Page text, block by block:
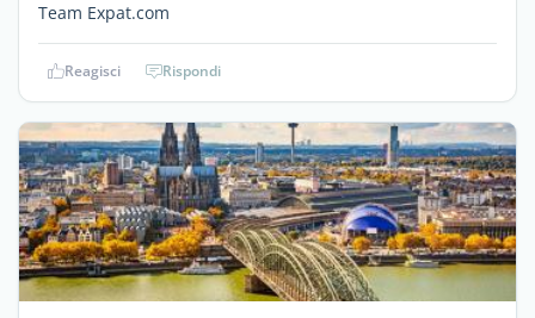
Team Expat.com
Reagisci Rispondi